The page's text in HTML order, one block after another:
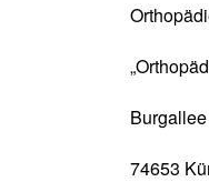
74653